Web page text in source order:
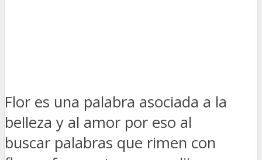
Flor es una palabra asociada a la
belleza y al amor por eso al
buscar palabras que rimen con